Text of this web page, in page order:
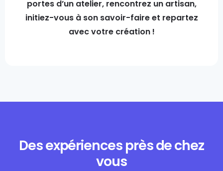
portes d’un atelier, rencontrez un artisan,
initiez-vous à son savoir-faire et repartez
avec votre création !
Des expériences près de chez
vous